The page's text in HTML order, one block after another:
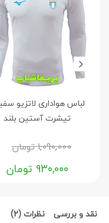
لباس هواداری لاتزیو
تیشرت آستین بلند
1,090,000تومان
930,000 تومان
نقد و بررسی نظرات (2)